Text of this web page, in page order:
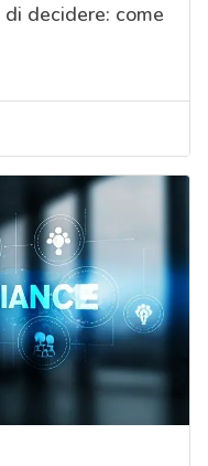
decidere: come